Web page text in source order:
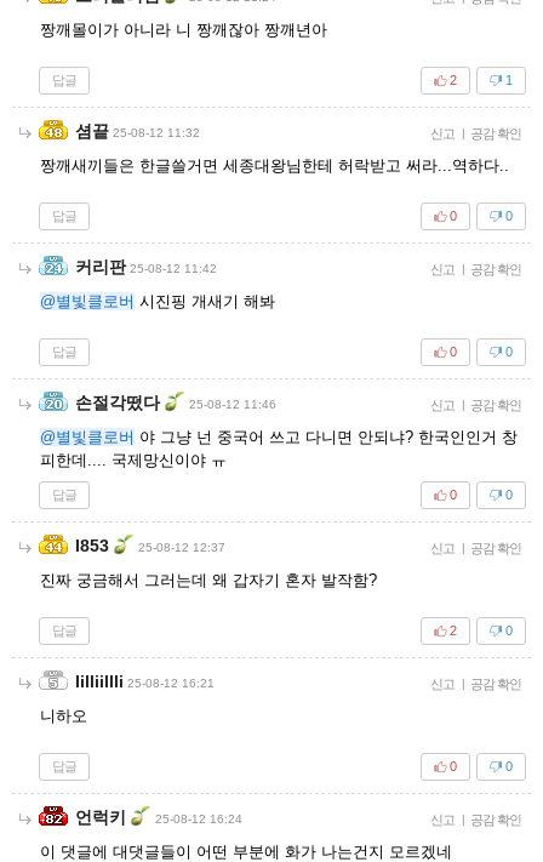
짱깨몰이가 아니라 니 짱깨잖아 짱깨년아
답글 1
2
셤끝 25-08-12 11:32 신고 | 공감 확인
짱깨새끼들은 한글쓸거면 세종대왕님한테 허락받고 써라...역하다..
답글 0
0
커리판 25-08-12 11:42 신고 | 공감 확인
@별빛클로버 시진핑 개새기 해봐
답글 0
0
손절각떴다 25-08-12 11:46 신고 | 공감 확인
@별빛클로버 야 그냥 넌 중국어 쓰고 다니면 안되냐? 한국인인거 창
피한데.... 국제망신이야 ㅠ
답글 0
0
I853 25-08-12 12:37 신고 | 공감 확인
진짜 궁금해서 그러는데 왜 갑자기 혼자 발작함?
답글 0
2
Iilliillli 25-08-12 16:21 신고 | 공감 확인
니하오
답글 0
0
언럭키 25-08-12 16:24 신고 | 공감 확인
이 댓글에 대댓글들이 어떤 부분에 화가 나는건지 모르겠네